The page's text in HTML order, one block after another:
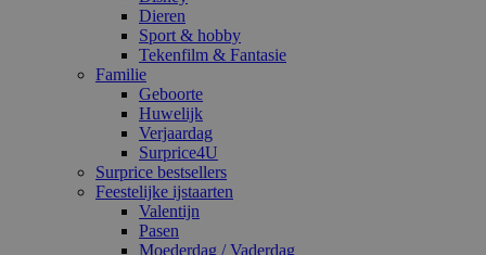
Dieren
Sport & hobby
Tekenfilm & Fantasie
Familie
Geboorte
Huwelijk
Verjaardag
Surprice4U
Surprice bestsellers
Feestelijke ijstaarten
Valentijn
Pasen
Moederdag / Vaderdag